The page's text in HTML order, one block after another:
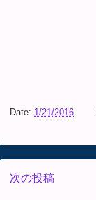
Date: 1/21/2016
次の投稿